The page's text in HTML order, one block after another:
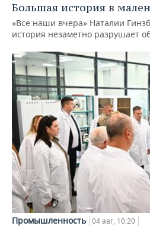
Большая история в
«Все наши вчера» Наталии
история незаметно разрушает
Промышленность 04 авг, 10:20